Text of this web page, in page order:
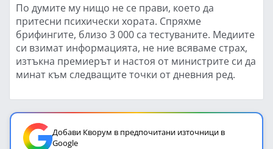
По думите му нищо не се прави, което да
притесни психически хората. Спряхме
брифингите, близо 3 000 са тестуваните. Медиите
си взимат информацията, не ние всяваме страх,
изтъкна премиерът и настоя от министрите си да
минат към следващите точки от дневния ред.
Добави Кворум в предпочитани източници в
Google